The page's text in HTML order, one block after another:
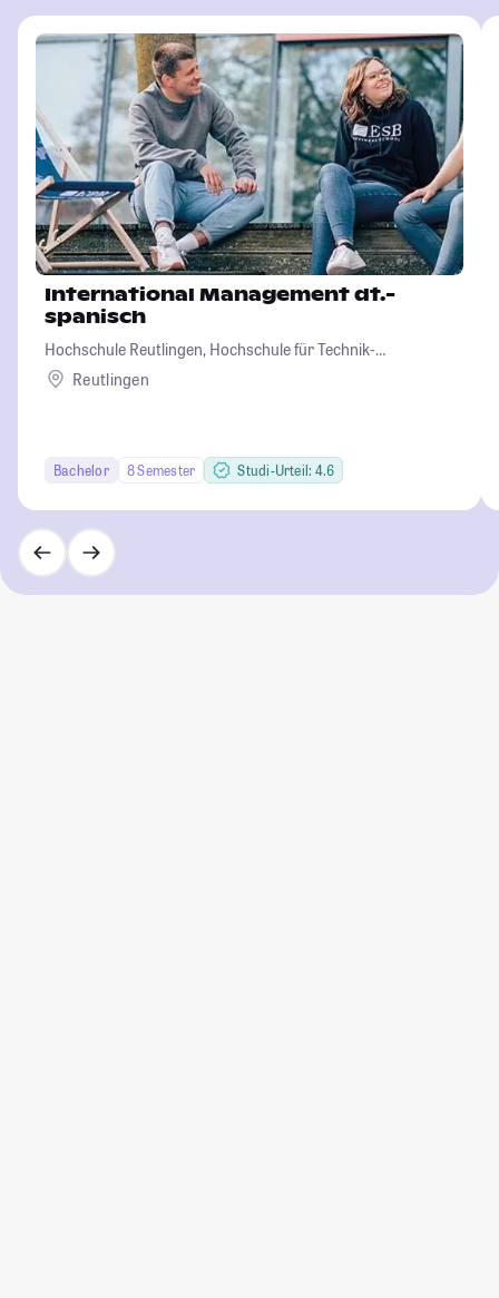
International Management dt.-
spanisch
Hochschule Reutlingen, Hochschule für Technik-
Wirtschaft-Informatik-Design
Reutlingen
Bachelor 8 Semester Studi-Urteil: 4.6